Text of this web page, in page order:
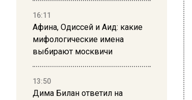
16:11
Афина, Одиссей и Аид: какие
мифологические имена
выбирают москвичи
13:50
Дима Билан ответил на